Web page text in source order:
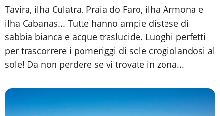
Tavira, ilha Culatra, Praia do Faro, ilha Armona e
ilha Cabanas... Tutte hanno ampie distese di
sabbia bianca e acque traslucide. Luoghi perfetti
per trascorrere i pomeriggi di sole crogiolandosi al
sole! Da non perdere se vi trovate in zona...